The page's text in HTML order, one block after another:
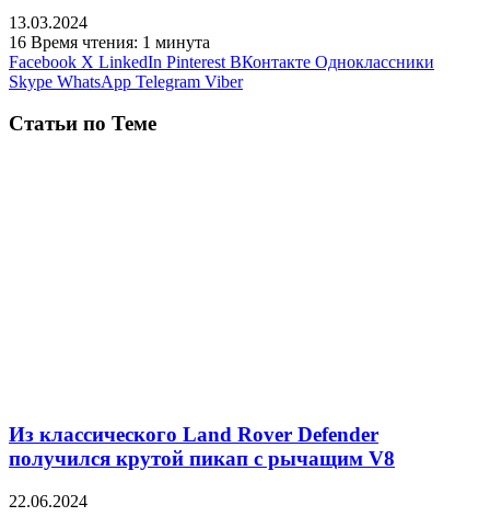
13.03.2024
16 Время чтения: 1 минута
Facebook X LinkedIn Pinterest ВКонтакте Одноклассники
Skype WhatsApp Telegram Viber
Статьи по Теме
Из классического Land Rover Defender
получился крутой пикап с рычащим V8
22.06.2024